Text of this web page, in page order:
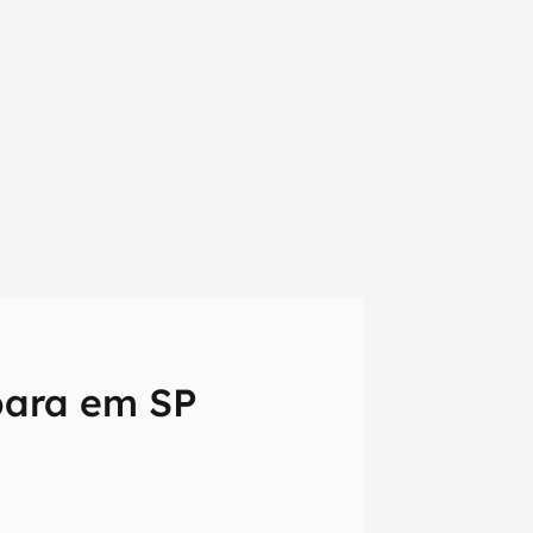
em SP
primeira